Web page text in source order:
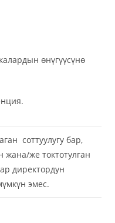
өнүгүүсүнө
соттуулугу бар,
жана/же токтотулган
директордун
эмес.